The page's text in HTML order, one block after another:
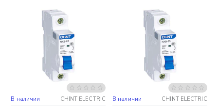
В наличии CHINT ELECTRIC В наличии CHINT ELECTRIC